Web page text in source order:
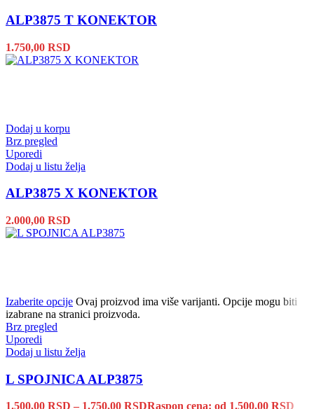
ALP3875 T KONEKTOR
1.750,00 RSD
Dodaj u korpu
Brz pregled
Uporedi
Dodaj u listu želja
ALP3875 X KONEKTOR
2.000,00 RSD
Izaberite opcije Ovaj proizvod ima više varijanti. Opcije mogu biti
izabrane na stranici proizvoda.
Brz pregled
Uporedi
Dodaj u listu želja
L SPOJNICA ALP3875
1.500,00 RSD – 1.750,00 RSDRaspon cena: od 1.500,00 RSD